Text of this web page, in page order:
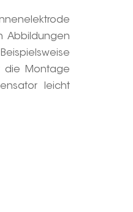
Abbildungen
die Montage
leicht